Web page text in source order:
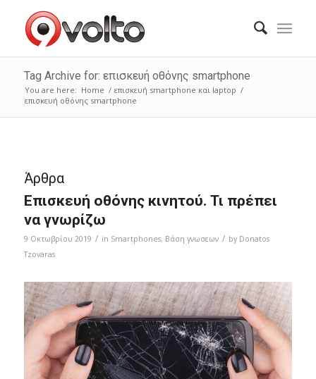
Tag Archive for: επισκευή οθόνης smartphone
You are here: Home / επισκευή smartphone και laptop /
επισκευή οθόνης smartphone
Άρθρα
Επισκευή οθόνης κινητού. Τι πρέπει
να γνωρίζω
9 Οκτωβρίου 2019 / in Smartphones, Bάση γνωσεων / by Donatos
Tzovaras